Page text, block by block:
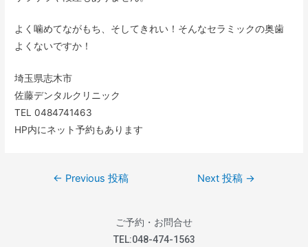
よく噛めてながもち、そしてきれい！そんなセラミックの奥歯
よくないですか！
埼玉県志木市
佐藤デンタルクリニック
TEL 0484741463
HP内にネット予約もあります
← Previous 投稿 Next 投稿 →
ご予約・お問合せ
TEL:048-474-1563